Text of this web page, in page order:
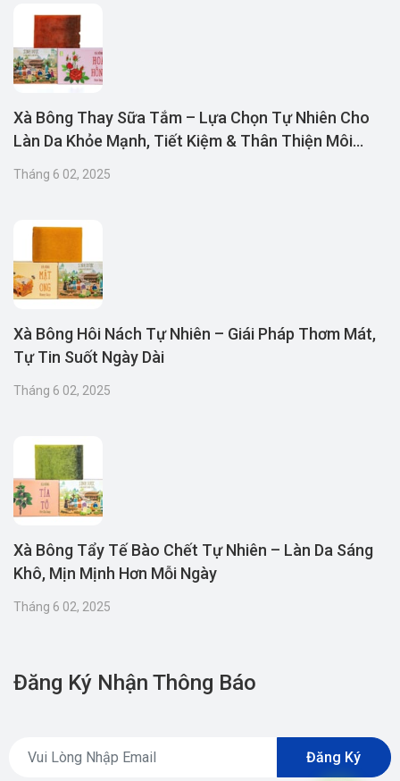
Xà Bông Thay Sữa Tắm – Lựa Chọn Tự Nhiên Cho
Làn Da Khỏe Mạnh, Tiết Kiệm & Thân Thiện Môi
Tháng 6 02, 2025
Xà Bông Hôi Nách Tự Nhiên – Giái Pháp Thơm Mát,
Tự Tin Suốt Ngày Dài
Tháng 6 02, 2025
Xà Bông Tẩy Tế Bào Chết Tự Nhiên – Làn Da Sáng
Khô, Mịn Mịnh Hơn Mỗi Ngày
Tháng 6 02, 2025
Đăng Ký Nhận Thông Báo
Đăng Ký